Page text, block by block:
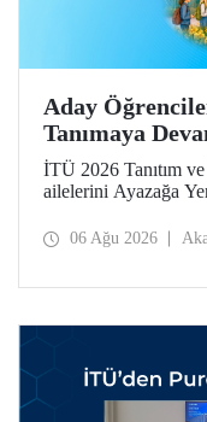
Aday
Tanımaya
İTÜ 2026 Tanıtım
ailelerini Ayazağa
ilgili fakülte ve
06 Ağu 2026